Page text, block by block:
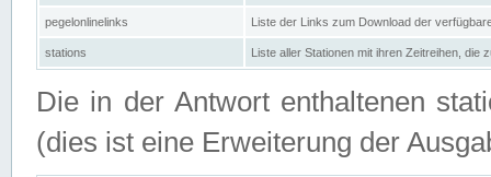
pegelonlinelinks Liste der Links zum Download der
stations Liste aller Stationen mit ihren Zeitreihen, die
Die in der Antwort enthaltenen
(dies ist eine Erweiterung der